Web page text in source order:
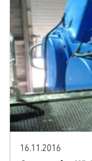
16.11.2016